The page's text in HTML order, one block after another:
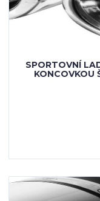
SPORTOVNÍ
KONCOVKOU